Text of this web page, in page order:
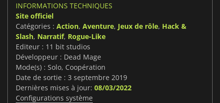
INFORMATIONS TECHNIQUES
Site officiel
Catégories : Action, Aventure, Jeux de rôle, Hack &
Slash, Narratif, Rogue-Like
Editeur : 11 bit studios
Développeur : Dead Mage
Mode(s) : Solo, Coopération
Date de sortie : 3 septembre 2019
Dernières mises à jour: 08/03/2022
Configurations système